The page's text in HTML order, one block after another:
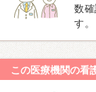
数
す。
この医療機関の看